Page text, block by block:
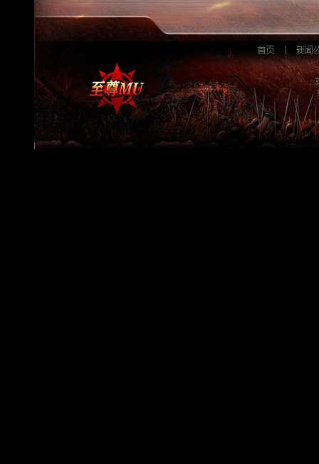
系统
选项